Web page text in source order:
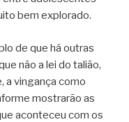
bem explorado.
de que há outras
não a lei do talião,
a vingança como
mostrarão as
aconteceu com os